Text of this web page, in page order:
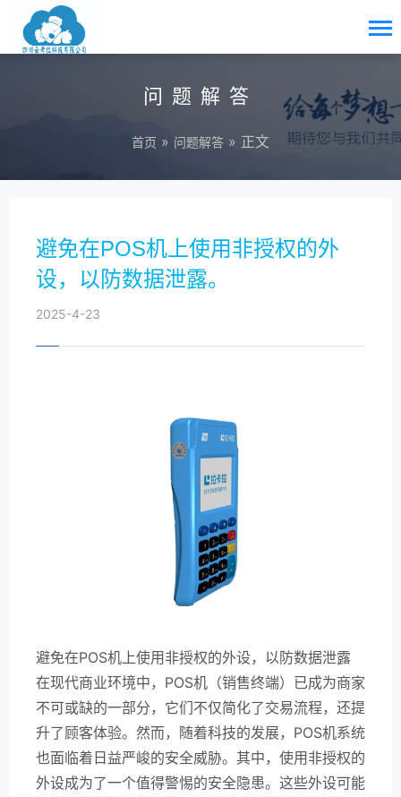
问题解答
首页 » 问题解答 » 正文
避免在POS机上使用非授权的外
设，以防数据泄露。
2025-4-23
避免在POS机上使用非授权的外设，以防数据泄露
在现代商业环境中，POS机（销售终端）已成为商家
不可或缺的一部分，它们不仅简化了交易流程，还提
升了顾客体验。然而，随着科技的发展，POS机系统
也面临着日益严峻的安全威胁。其中，使用非授权的
外设成为了一个值得警惕的安全隐患。这些外设可能